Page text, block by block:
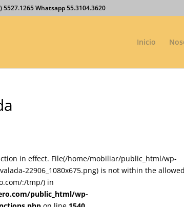
5527.1265 Whatsapp 55.3104.3620
Inicio
in effect. File(/home/mobiliar/public_html/wp-
22906_1080x675.png) is not within the
:/tmp/) in
public_html/wp-